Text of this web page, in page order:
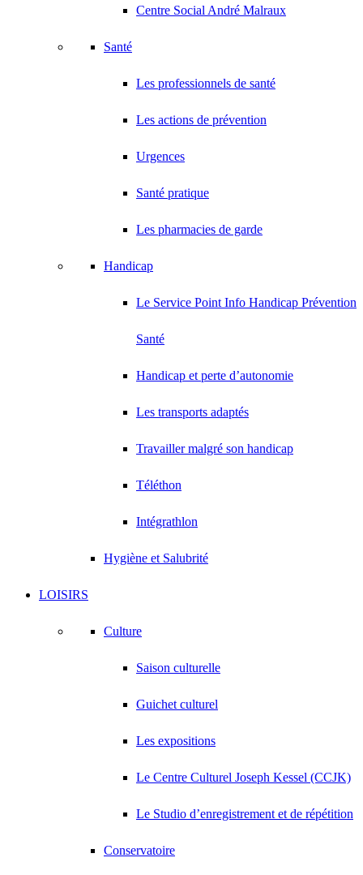
Centre Social André Malraux
Santé
Les professionnels de santé
Les actions de prévention
Urgences
Santé pratique
Les pharmacies de garde
Handicap
Le Service Point Info Handicap Prévention
Santé
Handicap et perte d’autonomie
Les transports adaptés
Travailler malgré son handicap
Téléthon
Intégrathlon
Hygiène et Salubrité
LOISIRS
Culture
Saison culturelle
Guichet culturel
Les expositions
Le Centre Culturel Joseph Kessel (CCJK)
Le Studio d’enregistrement et de répétition
Conservatoire